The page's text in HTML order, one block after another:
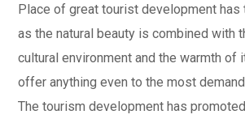
Place of great tourist development has
as the natural beauty is combined with
cultural environment and the warmth of
offer anything even to the most
The tourism development has